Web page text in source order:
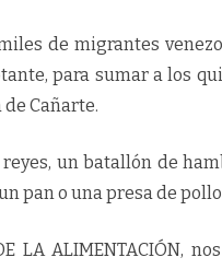
de migrantes
para sumar a los
Cañarte.
un batallón de
pan o una presa de
LA ALIMENTACIÓN,